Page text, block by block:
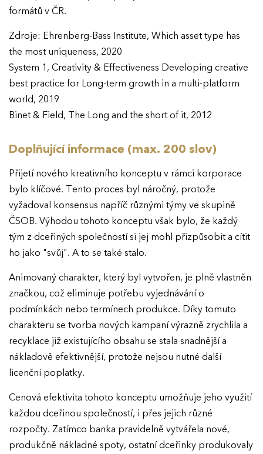
formátů v ČR.
Zdroje: Ehrenberg-Bass Institute, Which asset type has
the most uniqueness, 2020
System 1, Creativity & Effectiveness Developing creative
best practice for Long-term growth in a multi-platform
world, 2019
Binet & Field, The Long and the short of it, 2012
Doplňující informace (max. 200 slov)
Přijetí nového kreativního konceptu v rámci korporace
bylo klíčové. Tento proces byl náročný, protože
vyžadoval konsensus napříč různými týmy ve skupině
ČSOB. Výhodou tohoto konceptu však bylo, že každý
tým z dceřiných společností si jej mohl přizpůsobit a cítit
ho jako "svůj". A to se také stalo.
Animovaný charakter, který byl vytvořen, je plně vlastněn
značkou, což eliminuje potřebu vyjednávání o
podmínkách nebo termínech produkce. Díky tomuto
charakteru se tvorba nových kampaní výrazně zrychlila a
recyklace již existujícího obsahu se stala snadnější a
nákladově efektivnější, protože nejsou nutné další
licenční poplatky.
Cenová efektivita tohoto konceptu umožňuje jeho využití
každou dceřinou společností, i přes jejich různé
rozpočty. Zatímco banka pravidelně vytvářela nové,
produkčně nákladné spoty, ostatní dceřinky produkovaly